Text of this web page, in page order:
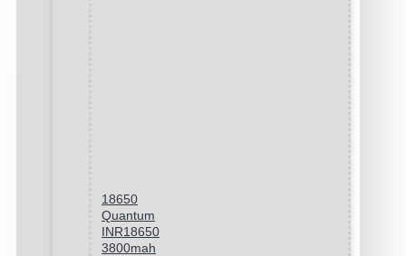
18650
Quantum
INR18650
3800mah